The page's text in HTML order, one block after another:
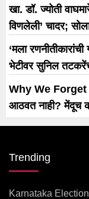
खा. डॉ. ज्योती
विणलेली’ चादर;
धोरणाची मागणी
‘मला
भेटीवर सुनिल
Why We Forget
आठवत नाही? मेंदूच
Trending
Karnataka Election